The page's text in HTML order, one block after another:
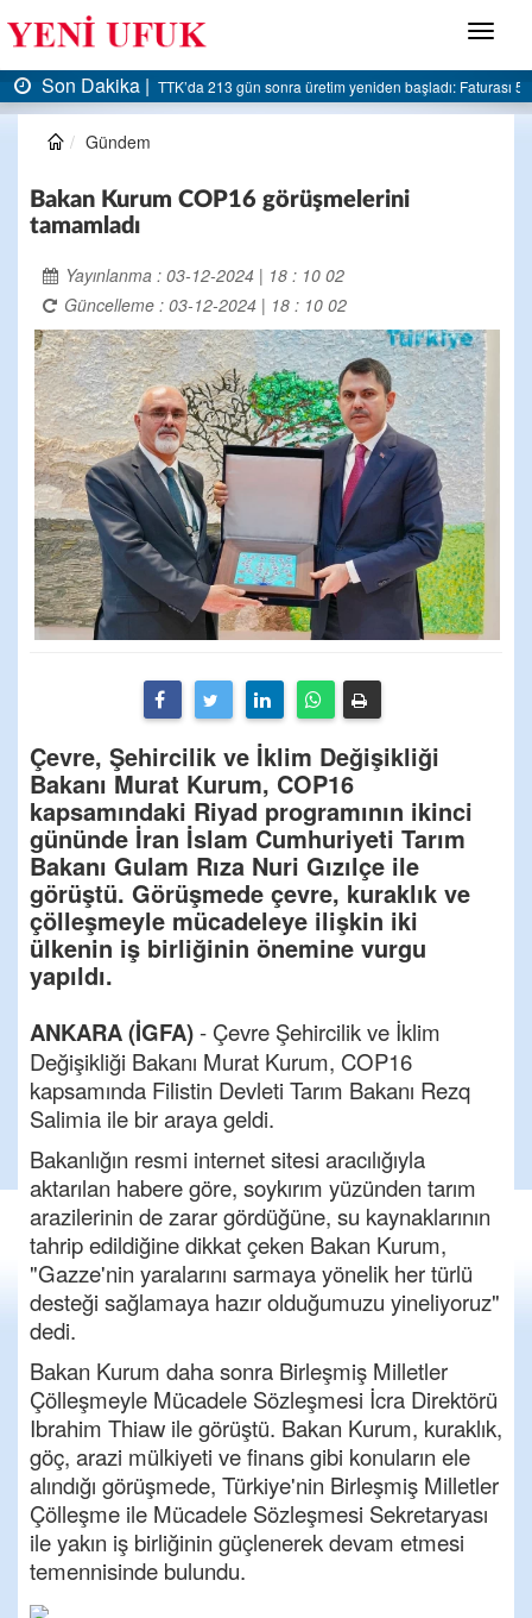
Menü
Faturası 5 milyar liraya dayandı
Son Dakika | AK Parti Ereğli İlçe Başkanlığı’ndan
Gündem
Bakan Kurum COP16 görüşmelerini
tamamladı
Yayınlanma : 03-12-2024 | 18 : 10 02
Güncelleme : 03-12-2024 | 18 : 10 02
Çevre, Şehircilik ve İklim Değişikliği
Bakanı Murat Kurum, COP16
kapsamındaki Riyad programının ikinci
gününde İran İslam Cumhuriyeti Tarım
Bakanı Gulam Rıza Nuri Gızılçe ile
görüştü. Görüşmede çevre, kuraklık ve
çölleşmeyle mücadeleye ilişkin iki
ülkenin iş birliğinin önemine vurgu
yapıldı.
ANKARA (İGFA)- Çevre Şehircilik ve İklim
Değişikliği Bakanı Murat Kurum, COP16
kapsamında Filistin Devleti Tarım Bakanı Rezq
Salimia ile bir araya geldi.
Bakanlığın resmi internet sitesi aracılığıyla
aktarılan habere göre, soykırım yüzünden tarım
arazilerinin de zarar gördüğüne, su kaynaklarının
tahrip edildiğine dikkat çeken Bakan Kurum,
"Gazze'nin yaralarını sarmaya yönelik her türlü
desteği sağlamaya hazır olduğumuzu yineliyoruz"
dedi.
Bakan Kurum daha sonra Birleşmiş Milletler
Çölleşmeyle Mücadele Sözleşmesi İcra Direktörü
Ibrahim Thiaw ile görüştü. Bakan Kurum, kuraklık,
göç, arazi mülkiyeti ve finans gibi konuların ele
alındığı görüşmede, Türkiye'nin Birleşmiş Milletler
Çölleşme ile Mücadele Sözleşmesi Sekretaryası
ile yakın iş birliğinin güçlenerek devam etmesi
temennisinde bulundu.